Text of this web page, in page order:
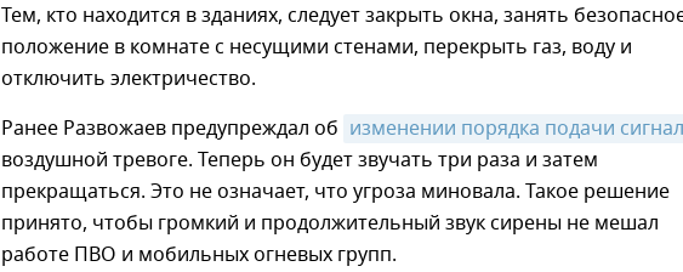
Тем, кто находится в зданиях, следует закрыть окна, занять
положение в комнате с несущими стенами, перекрыть газ, воду и
отключить электричество.
Ранее Развожаев предупреждал об изменении порядка подачи
воздушной тревоге. Теперь он будет звучать три раза и затем
прекращаться. Это не означает, что угроза миновала. Такое решение
принято, чтобы громкий и продолжительный звук сирены не мешал
работе ПВО и мобильных огневых групп.